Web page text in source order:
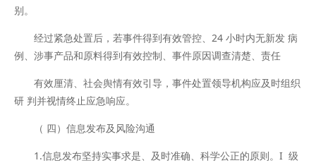
别。
经过紧急处置后，若事件得到有效管控、24 小时内无新发 病
例、涉事产品和原料得到有效控制、事件原因调查清楚、责任
有效厘清、社会舆情有效引导，事件处置领导机构应及时组织
研 判并视情终止应急响应。
（ 四）信息发布及风险沟通
1.信息发布坚持实事求是、及时准确、科学公正的原则。I 级